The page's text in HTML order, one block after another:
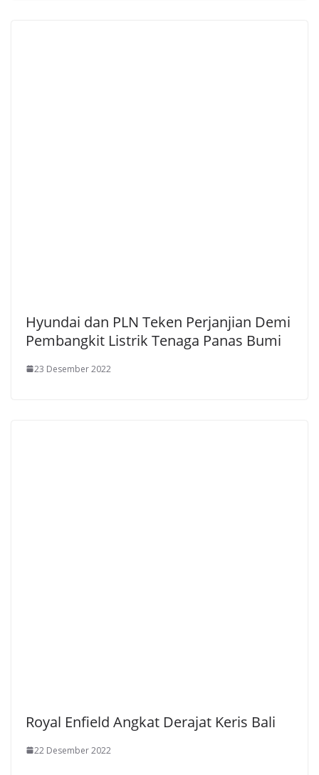
Hyundai dan PLN Teken Perjanjian Demi
Pembangkit Listrik Tenaga Panas Bumi
23 Desember 2022
Royal Enfield Angkat Derajat Keris Bali
22 Desember 2022